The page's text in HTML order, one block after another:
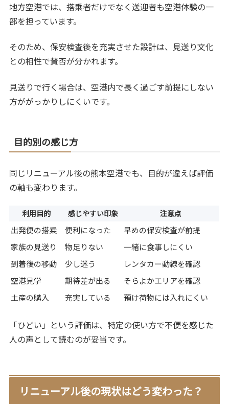
地方空港では、搭乗者だけでなく送迎者も空港体験の一
部を担っています。
そのため、保安検査後を充実させた設計は、見送り文化
との相性で賛否が分かれます。
見送りで行く場合は、空港内で長く過ごす前提にしない
方ががっかりしにくいです。
目的別の感じ方
同じリニューアル後の熊本空港でも、目的が違えば評価
の軸も変わります。
利用目的 感じやすい印象 注意点
出発便の搭乗 便利になった
早めの保安検査が前提
家族の見送り
物足りない
一緒に食事しにくい
到着後の移動
少し迷う
レンタカー動線を確認
空港見学
期待差が出る
そらよかエリアを確認
土産の購入
充実している 預け荷物には入れにくい
「ひどい」という評価は、特定の使い方で不便を感じた
人の声として読むのが妥当です。
リニューアル後の現状はどう変わった？